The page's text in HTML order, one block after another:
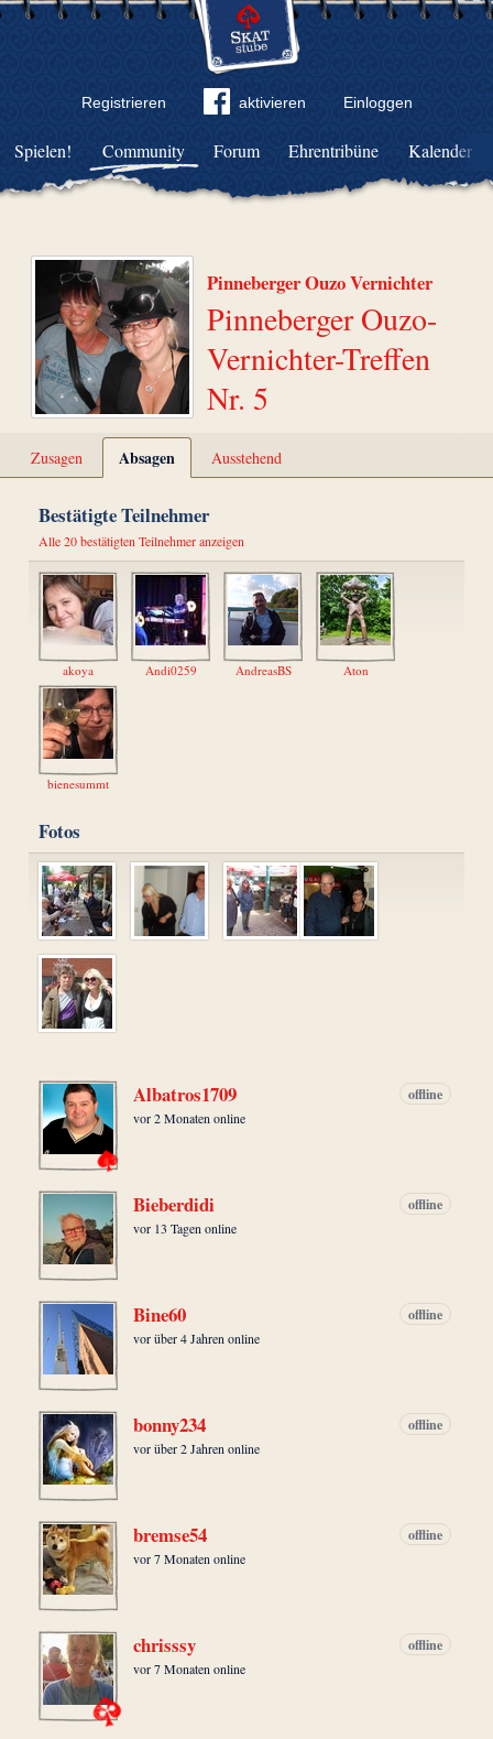
Registrieren aktivieren Einloggen
Community Forum Ehrentribüne Kalender
Spielen!
Pinneberger Ouzo Vernichter
Pinneberger Ouzo-
Vernichter-Treffen
Nr. 5
Zusagen Absagen Ausstehend
Bestätigte Teilnehmer
Alle 20 bestätigten Teilnehmer anzeigen
akoya Andi0259 AndreasBS Aton
bienesummt
Fotos
Albatros1709 offline
vor 2 Monaten online
Bieberdidi offline
vor 13 Tagen online
Bine60 offline
vor über 4 Jahren online
bonny234 offline
vor über 2 Jahren online
bremse54 offline
vor 7 Monaten online
chrisssy offline
vor 7 Monaten online